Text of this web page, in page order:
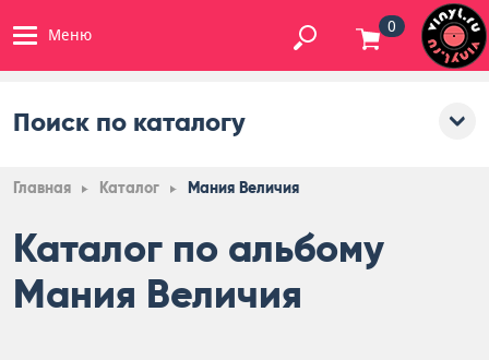
Меню 0
Поиск по каталогу
Главная Каталог Мания Величия
Каталог по альбому
Мания Величия